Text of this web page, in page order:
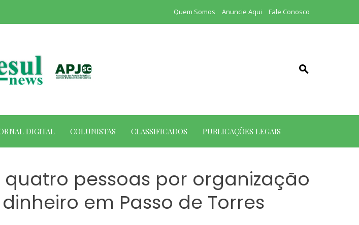
Quem Somos Anuncie Aqui Fale Conosco
DIGITAL COLUNISTAS CLASSIFICADOS PUBLICAÇÕES LEGAIS
pessoas por organização
em Passo de Torres